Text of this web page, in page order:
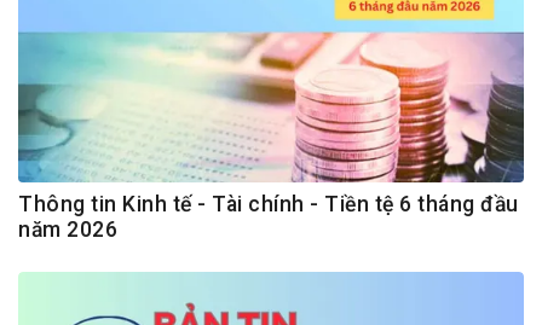
Thông tin Kinh tế - Tài chính - Tiền tệ 6 tháng đầu
năm 2026